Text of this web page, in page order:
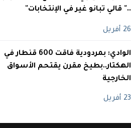
.." قالي تبانو غير في الإنتخابات"
26 أفريل
الوادي: بمردودية فاقت 600 قنطار في
الهكتار..بطيخ مقرن يقتحم الأسواق
الخارجية
23 أفريل